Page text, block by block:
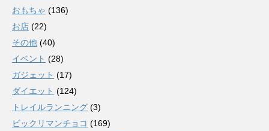
おもちゃ (136)
お店 (22)
その他 (40)
イベント (28)
ガジェット (17)
ダイエット (124)
トレイルランニング (3)
ビックリマンチョコ (169)